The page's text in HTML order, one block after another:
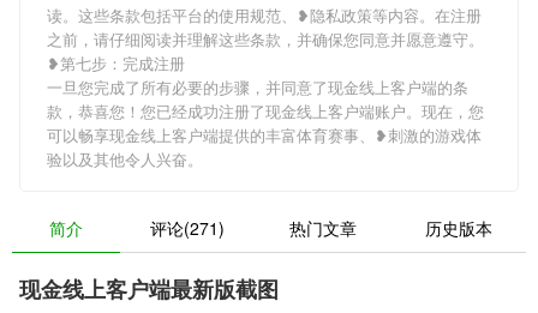
读。这些条款包括平台的使用规范、❥隐私政策等内容。在注册
之前，请仔细阅读并理解这些条款，并确保您同意并愿意遵守。
❥第七步：完成注册
一旦您完成了所有必要的步骤，并同意了现金线上客户端的条
款，恭喜您！您已经成功注册了现金线上客户端账户。现在，您
可以畅享现金线上客户端提供的丰富体育赛事、❥刺激的游戏体
验以及其他令人兴奋。
简介 评论(271) 热门文章 历史版本
现金线上客户端最新版截图